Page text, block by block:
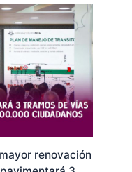
renovación